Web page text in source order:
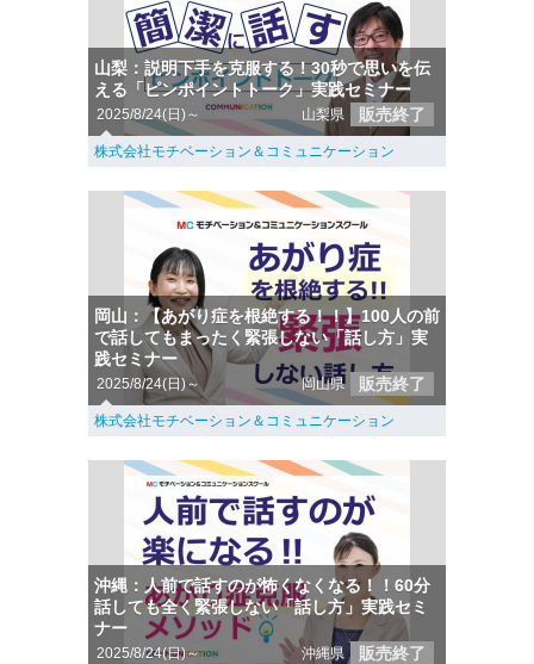
山梨：説明下手を克服する！30秒で思いを伝
える「ピンポイントトーク」実践セミナー
2025/8/24(日)～ 山梨県 販売終了
株式会社モチベーション＆コミュニケーション
岡山：【あがり症を根絶する！！】100人の前
で話してもまったく緊張しない「話し方」実
践セミナー
2025/8/24(日)～ 岡山県 販売終了
株式会社モチベーション＆コミュニケーション
沖縄：人前で話すのが怖くなくなる！！60分
話しても全く緊張しない「話し方」実践セミ
ナー
2025/8/24(日)～ 沖縄県 販売終了